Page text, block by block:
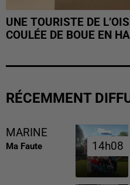
UNE TOURISTE DE
COULÉE DE BOUE EN
RÉCEMMENT
MARINE
Ma Faute 14h08
14h08